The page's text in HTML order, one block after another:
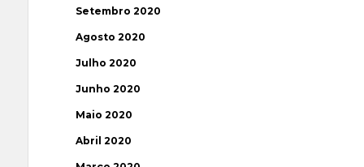
Setembro 2020
Agosto 2020
Julho 2020
Junho 2020
Maio 2020
Abril 2020